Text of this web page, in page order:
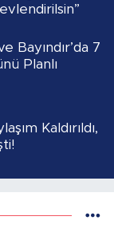
Bayındır’da 7
Planlı
Kaldırıldı,